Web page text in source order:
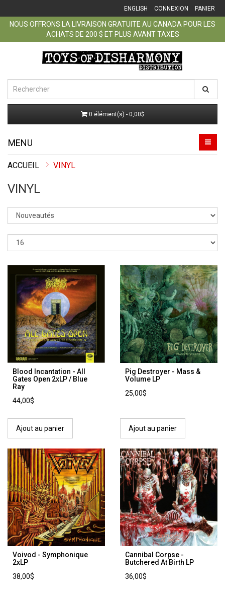
ENGLISH CONNEXION PANIER
NOUS OFFRONS LA LIVRAISON GRATUITE AU CANADA POUR LES
ACHATS DE 200 $ ET PLUS AVANT TAXES
0 élément(s) - 0,00$
MENU
ACCUEIL VINYL
VINYL
Blood Incantation - All
Gates Open 2xLP / Blue
Ray
44,00$
Ajout au panier
Pig Destroyer - Mass &
Volume LP
25,00$
Ajout au panier
Voivod - Symphonique
2xLP
38,00$
Cannibal Corpse -
Butchered At Birth LP
36,00$